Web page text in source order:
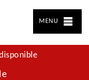
MENU